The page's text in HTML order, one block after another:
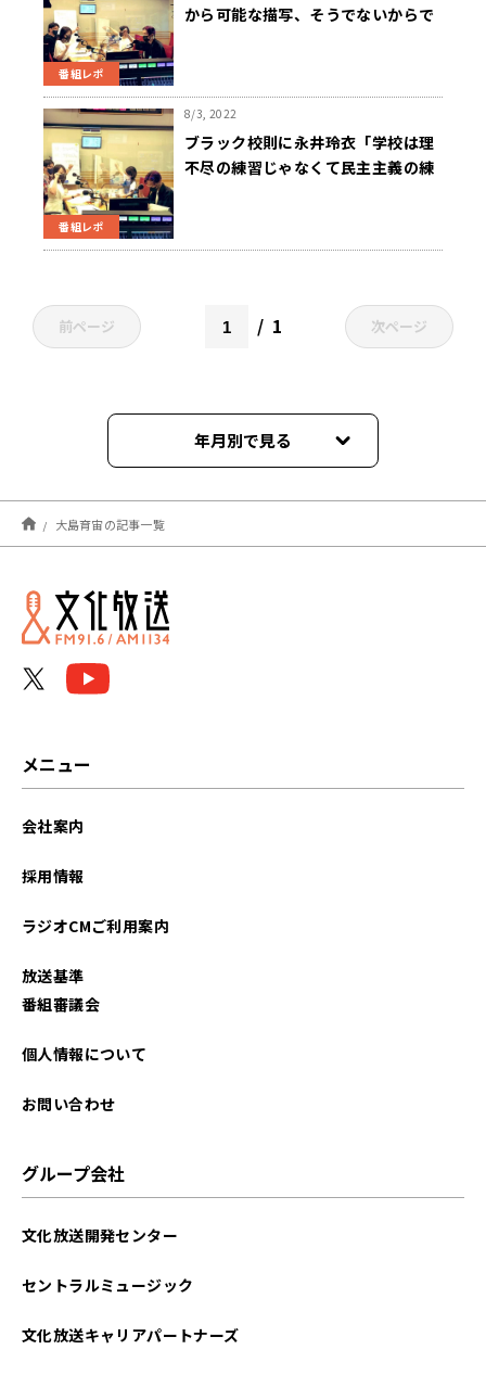
番組レポ
から可能な描写、そうでないからで
番組レポ
8/3, 2022
ブラック校則に永井玲衣「学校は理
不尽の練習じゃなくて民主主義の練
前ページ 1 次ページ
年月別で見る
2025年06月
2024年05月
2024年03月
2023年06月
2023年03月
大島育宙の記事一覧
メニュー
会社案内
採用情報
ラジオCMご利用案内
放送基準
番組審議会
個人情報について
お問い合わせ
グループ会社
文化放送開発センター
セントラルミュージック
文化放送キャリアパートナーズ